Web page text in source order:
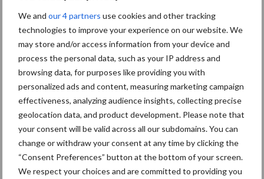
We and our 4 partners use cookies and other tracking
technologies to improve your experience on our website. We
may store and/or access information from your device and
process the personal data, such as your IP address and
browsing data, for purposes like providing you with
personalized ads and content, measuring marketing campaign
effectiveness, analyzing audience insights, collecting precise
geolocation data, and product development. Please note that
your consent will be valid across all our subdomains. You can
change or withdraw your consent at any time by clicking the
“Consent Preferences” button at the bottom of your screen.
We respect your choices and are committed to providing you
Hoge prijzen en droogte:
hoe kan zwavel helpen bij
de bemesting?
Themapagina's
Diergezondheid Bemesting Fokkerij